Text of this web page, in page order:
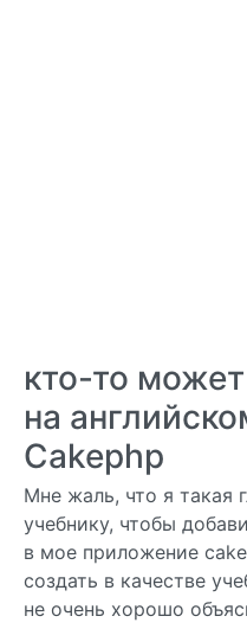
кто-то
на
Cakephp
Мне жаль, что я такая
учебнику, чтобы
в мое приложение
создать в качестве
не очень хорошо